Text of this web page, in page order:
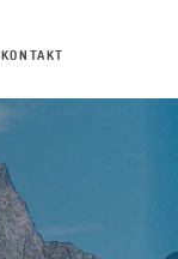
KONTAKT